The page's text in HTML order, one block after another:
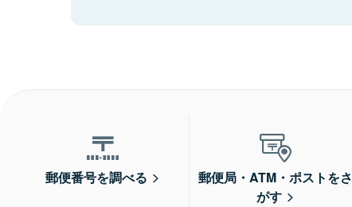
郵便番号を調べる
郵便局・ATM・ポストをさ
がす